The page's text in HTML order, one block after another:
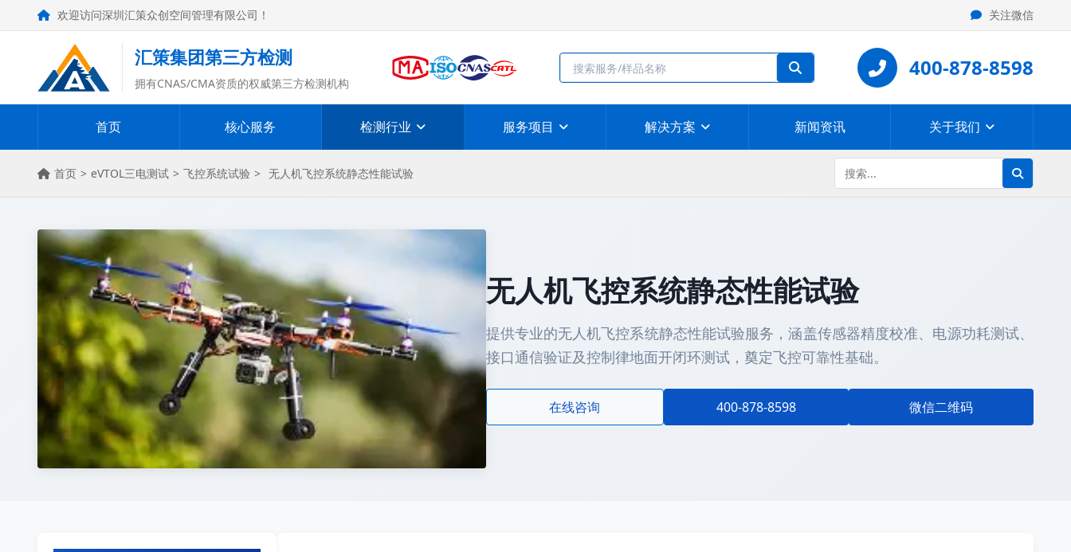
欢迎访问深圳汇策众创空间管理有限公司！ 关注微信
汇策集团第三方检测
拥有CNAS/CMA资质的权威第三方检测机构
400-878-8598
首页 核心服务 检测行业 服务项目 解决方案 新闻资讯 关于我们
首页 > eVTOL三电测试 > 飞控系统试验 > 无人机飞控系统静态性能试验
无人机飞控系统静态性能试验
提供专业的无人机飞控系统静态性能试验服务，涵盖传感器精度校准、电源功耗测试、
接口通信验证及控制律地面开闭环测试，奠定飞控可靠性基础。
在线咨询 400-878-8598 微信二维码